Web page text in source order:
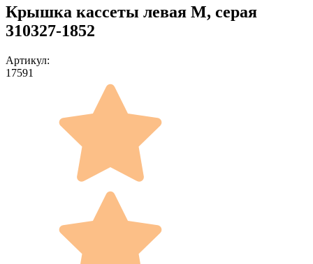
Крышка кассеты левая M, серая
310327-1852
Артикул:
17591